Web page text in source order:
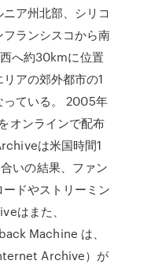
ア州北部、シリコ
ランシスコから南
へ約30kmに位置
アの郊外都市の1
っている。 2005年
オンラインで配布
は米国時間1
いの結果、ファン
ドやストリーミン
はまた、
Machine は、
Archive）が